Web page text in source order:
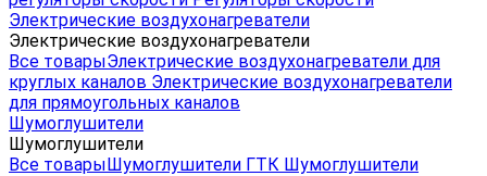
Электрические воздухонагреватели
Электрические воздухонагреватели
Все товарыЭлектрические воздухонагреватели для
круглых каналов Электрические воздухонагреватели
для прямоугольных каналов
Шумоглушители
Шумоглушители
Все товарыШумоглушители ГТК Шумоглушители